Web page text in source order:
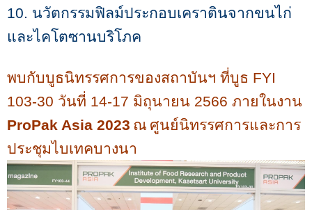
10. นวัตกรรมฟิลม์ประกอบเคราตินจากขนไก่
และไคโตซานบริโภค
พบกับบูธนิทรรศการของสถาบันฯ ที่บูธ FYI
103-30 วันที่ 14-17 มิถุนายน 2566 ภายในงาน
ProPak Asia 2023 ณ ศูนย์นิทรรศการและการ
ประชุมไบเทคบางนา